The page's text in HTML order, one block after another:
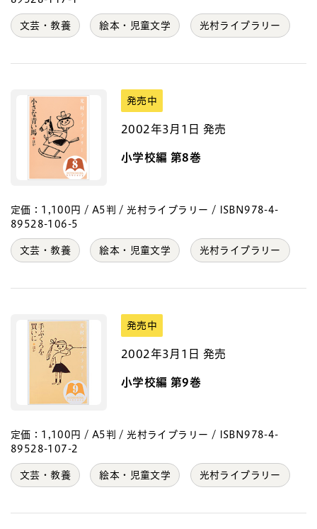
文芸・教養 絵本・児童文学 光村ライブラリー
発売中
2002年3月1日 発売
小学校編 第8巻
定価：1,100円 / A5判 / 光村ライブラリー / ISBN978-4-
89528-106-5
文芸・教養 絵本・児童文学 光村ライブラリー
発売中
2002年3月1日 発売
小学校編 第9巻
定価：1,100円 / A5判 / 光村ライブラリー / ISBN978-4-
89528-107-2
文芸・教養 絵本・児童文学 光村ライブラリー